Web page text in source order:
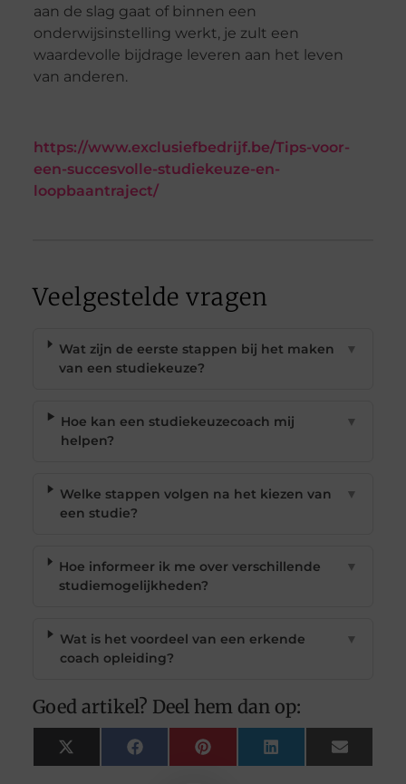
aan de slag gaat of binnen een
onderwijsinstelling werkt, je zult een
waardevolle bijdrage leveren aan het leven
van anderen.
https://www.exclusiefbedrijf.be/Tips-voor-
een-succesvolle-studiekeuze-en-
loopbaantraject/
Veelgestelde vragen
Wat zijn de eerste stappen bij het maken
van een studiekeuze?
▼
Hoe kan een studiekeuzecoach mij
helpen?
▼
Welke stappen volgen na het kiezen van
een studie?
▼
Hoe informeer ik me over verschillende
studiemogelijkheden?
▼
Wat is het voordeel van een erkende
coach opleiding?
▼
Goed artikel? Deel hem dan op:
X
(Twitter)
FacebookPinterest LinkedIn Email